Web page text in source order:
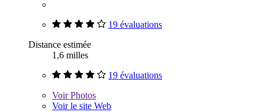
19 évaluations
Distance estimée
1,6 milles
19 évaluations
VoirPhotos
Voir le site Web